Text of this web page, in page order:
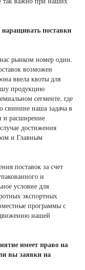
поставки
рынком номер один.
возможен
ввела квоты для
продукцию
сегменте, где
наша задача в
и расширение
достижения
и Главным
поставок за счет
и
условие для
экспортных
программы с
нашей
имеет право на
вы заявки на